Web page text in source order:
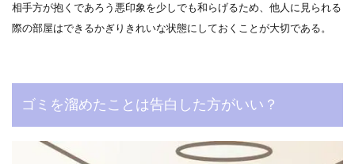
相手方が抱くであろう悪印象を少しでも和らげるため、他人に見られる
際の部屋はできるかぎりきれいな状態にしておくことが大切である。
ゴミを溜めたことは告白した方がいい？